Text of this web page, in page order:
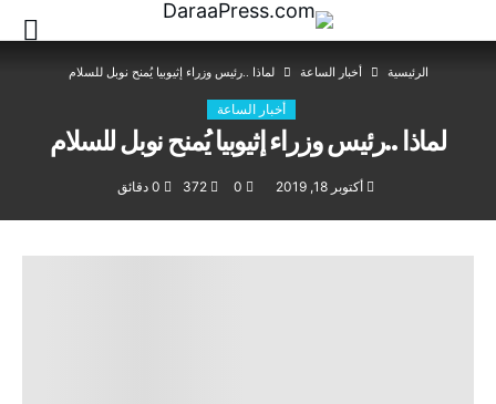
‫الرئيسية‬ أخبار الساعة لماذا ..رئيس وزراء إثيوبيا يُمنح نوبل للسلام
أخبار الساعة
لماذا ..رئيس وزراء إثيوبيا يُمنح نوبل للسلام
أكتوبر 18, 2019 372 0 ‫دقائق‬